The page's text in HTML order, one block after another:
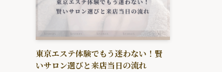
東京エステ体験でもう迷わない！賢
いサロン選びと来店当日の流れ